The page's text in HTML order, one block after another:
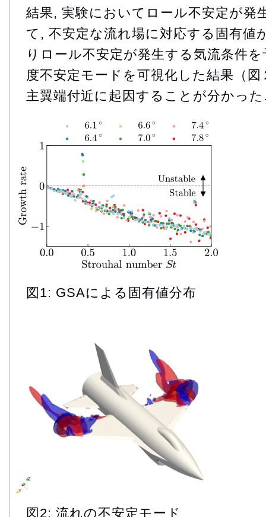
結果, 実験においてロール不安定が発
て, 不安定な流れ場に対応する固有値
りロール不安定が発生する気流条件
度不安定モードを可視化した結果（
主翼端付近に起因することが分かっ
図1: GSAによる固有値分布
図2: 流れの不安定モード